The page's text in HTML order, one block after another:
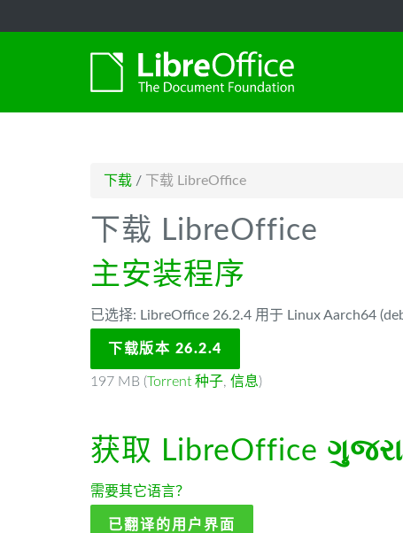
下载 / 下载 LibreOffice
下载 LibreOffice
主安装程序
已选择: LibreOffice 26.2.4 用于 Linux Aarch64
下载版本 26.2.4
197 MB (Torrent 种子, 信息)
获取 LibreOffice
需要其它语言？
已翻译的用户界面